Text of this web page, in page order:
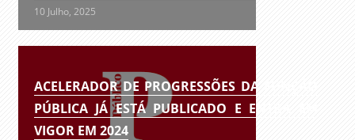
10 Julho, 2025
ACELERADOR DE PROGRESSÕES DA FUNÇÃO
PÚBLICA JÁ ESTÁ PUBLICADO E ENTRA EM
VIGOR EM 2024